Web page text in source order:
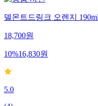
델몬트드링크 오렌지
18,700원
10%16,830원
5.0